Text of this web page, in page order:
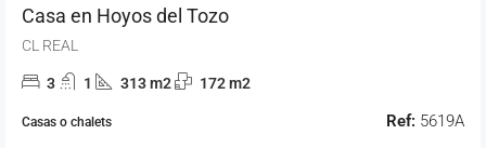
Casa en Hoyos del Tozo
CL REAL
3 1 313 m2 172 m2
Casas o chalets Ref: 5619A